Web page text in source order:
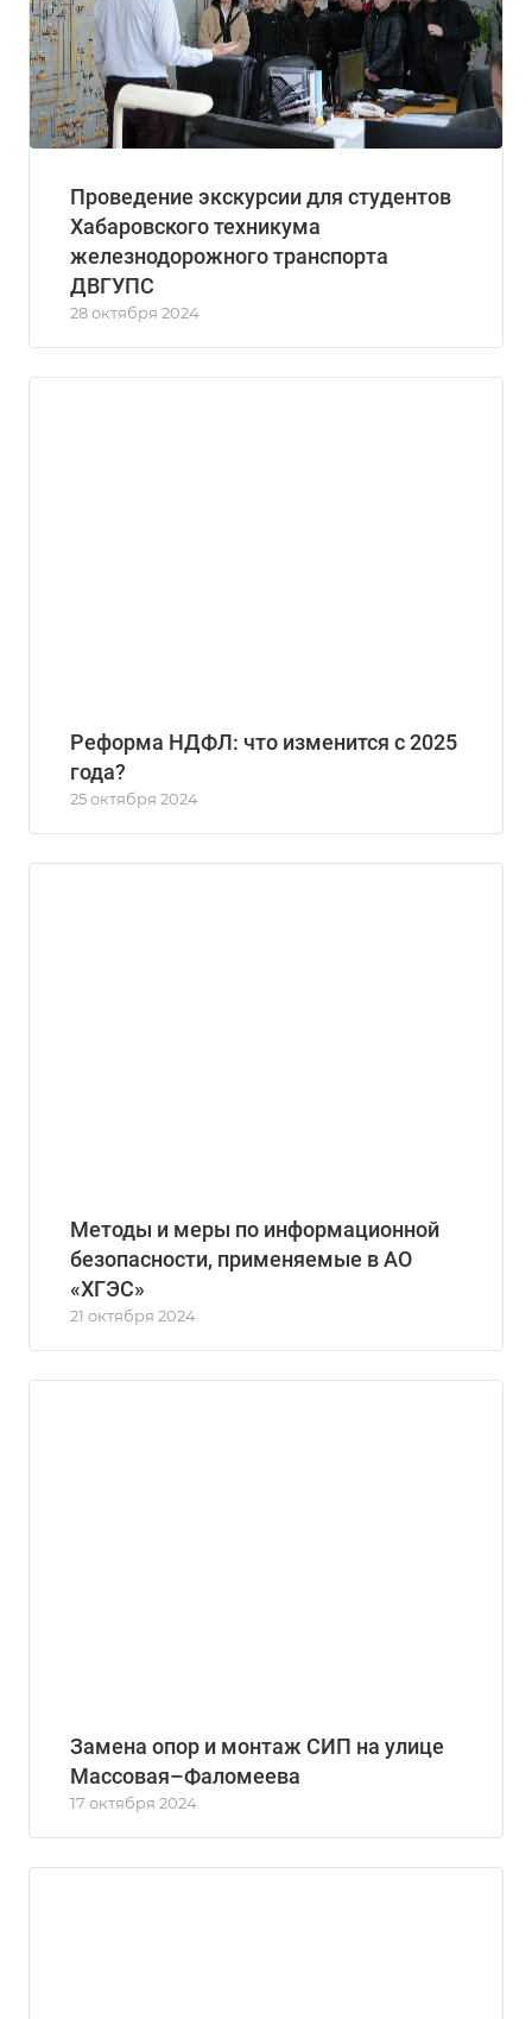
Проведение экскурсии для студентов
Хабаровского техникума
железнодорожного транспорта
ДВГУПС
28 октября 2024
Реформа НДФЛ: что изменится с 2025
года?
25 октября 2024
Методы и меры по информационной
безопасности, применяемые в АО
«ХГЭС»
21 октября 2024
Замена опор и монтаж СИП на улице
Массовая–Фаломеева
17 октября 2024